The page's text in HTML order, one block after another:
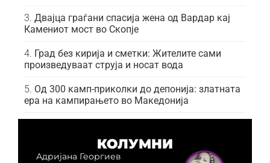
Двајца граѓани спасија жена од Вардар кај
Камениот мост во Скопје
Град без кирија и сметки: Жителите сами
произведуваат струја и носат вода
Од 300 камп-приколки до депонија: златната
ера на кампирањето во Македонија
КОЛУМНИ
Адријана Георгиев